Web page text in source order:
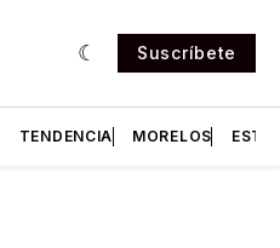
Suscríbete
TENDENCIA MORELOS